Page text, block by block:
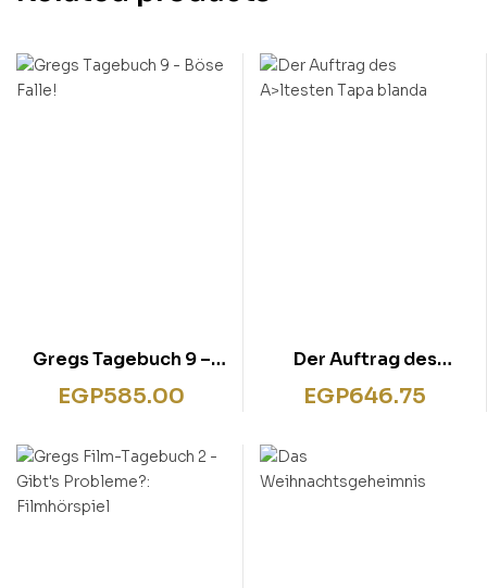
Gregs Tagebuch 9 –
Böse Falle!
EGP585.00
Der Auftrag des
A>ltesten Tapa blanda
EGP646.75